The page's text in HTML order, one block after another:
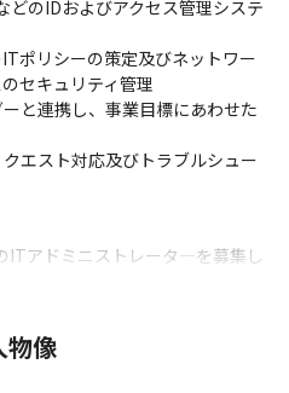
のIDおよびアクセス管理システ
ポリシーの策定及びネットワー
セキュリティ管理
と連携し、事業⽬標にあわせた
エスト対応及びトラブルシュー
ITアドミニストレータ―を募集し
アがCorporate ITの業務を兼務
物像